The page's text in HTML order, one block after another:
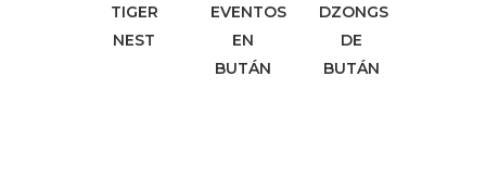
TIGER
NEST
EVENTOS
EN
BUTÁN
DZONGS
DE
BUTÁN